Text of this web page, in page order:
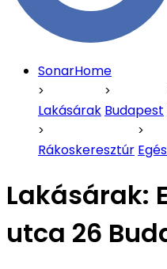
SonarHome
Lakásárak Budapest
Rákoskeresztúr
Lakásárak:
utca 26